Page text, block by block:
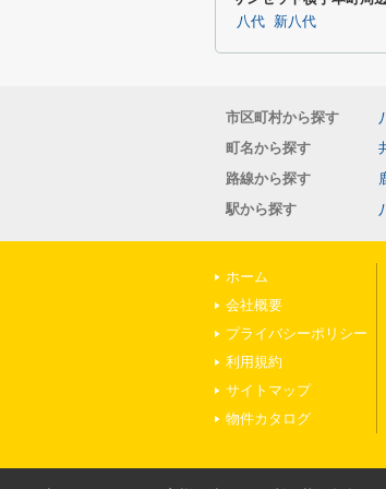
八代 新八代
市区町村から探す
町名から探す
路線から探す
駅から探す
ホーム
会社概要
プライバシーポリシー
利用規約
サイトマップ
物件カタログ